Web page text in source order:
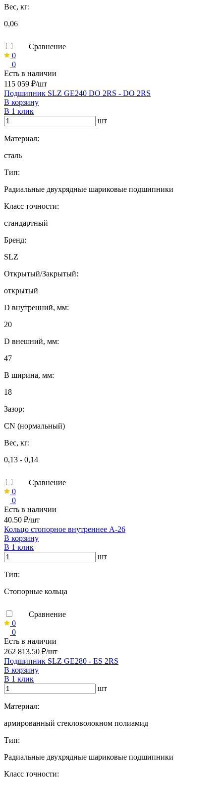
Вес, кг:
0,06
Сравнение
0
0
Есть в наличии
115 059 ₽/шт
Подшипник SLZ GE240 DO 2RS - DO 2RS
В корзину
В 1 клик
шт
Материал:
сталь
Тип:
Радиальные двухрядные шариковые подшипники
Класс точности:
стандартный
Бренд:
SLZ
Открытый/Закрытый:
открытый
D внутренний, мм:
20
D внешний, мм:
47
B ширина, мм:
18
Зазор:
CN (нормальный)
Вес, кг:
0,13 - 0,14
Сравнение
0
0
Есть в наличии
40.50 ₽/шт
Кольцо стопорное внутреннее А-26
В корзину
В 1 клик
шт
Тип:
Стопорные кольца
Сравнение
0
0
Есть в наличии
262 813.50 ₽/шт
Подшипник SLZ GE280 - ES 2RS
В корзину
В 1 клик
шт
Материал:
армированный стекловолокном полиамид
Тип:
Радиальные двухрядные шариковые подшипники
Класс точности: